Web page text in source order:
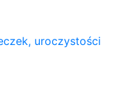
uroczystości